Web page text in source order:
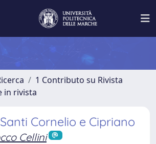
1 Contributo su Rivista
in rivista
Cornelio e Cipriano
Cellini